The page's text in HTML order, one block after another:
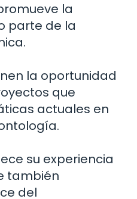
la
parte de la
la oportunidad
que
actuales en
su experiencia
también
del